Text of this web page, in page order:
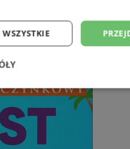
WSZYSTKIE
Wydajność